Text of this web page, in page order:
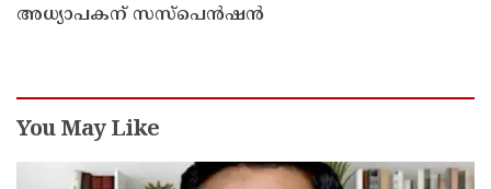
അധ്യാപകന് സസ്‌പെന്‍ഷന്‍
You May Like